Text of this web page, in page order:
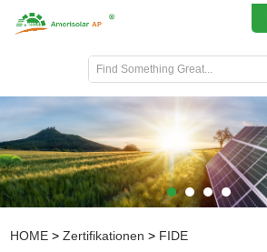
HOME >Zertifikationen > FIDE